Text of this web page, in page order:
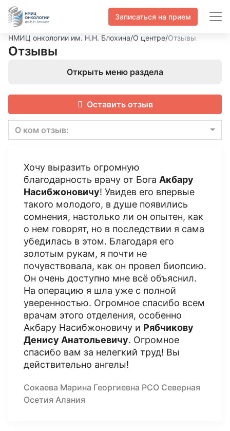
Записаться на прием
НМИЦ онкологии им. Н.Н. Блохина/О центре/Отзывы
Отзывы
Открыть меню раздела
Оставить отзыв
О ком отзыв:
Хочу выразить огромную
благодарность врачу от Бога Акбару
Насибжоновичу! Увидев его впервые
такого молодого, в душе появились
сомнения, настолько ли он опытен, как
о нем говорят, но в последствии я сама
убедилась в этом. Благодаря его
золотым рукам, я почти не
почувствовала, как он провел биопсию.
Он очень доступно мне всё объяснил.
На операцию я шла уже с полной
уверенностью. Огромное спасибо всем
врачам этого отделения, особенно
Акбару Насибжоновичу и Рябчикову
Денису Анатольевичу. Огромное
спасибо вам за нелегкий труд! Вы
действительно ангелы!
Сокаева Марина Георгиевна РСО Северная
Осетия Алания